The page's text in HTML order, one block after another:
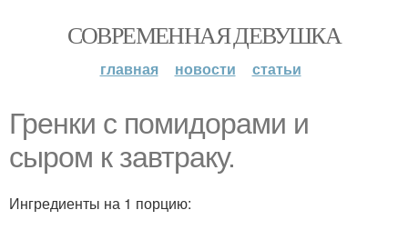
СОВРЕМЕННАЯ ДЕВУШКА
главная новости статьи
Гренки с помидорами и
сыром к завтраку.
Ингредиенты на 1 порцию: